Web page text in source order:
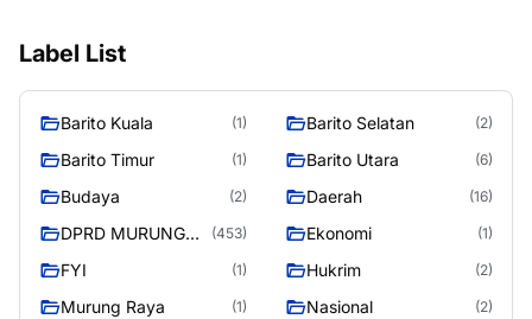
Label List
Barito Kuala (1) Barito Selatan (2)
Barito Timur (1) Barito Utara (6)
Budaya (2) Daerah (16)
DPRD MURUNG
(453) Ekonomi (1)
FYI (1) Hukrim (2)
Murung Raya (1) Nasional (2)